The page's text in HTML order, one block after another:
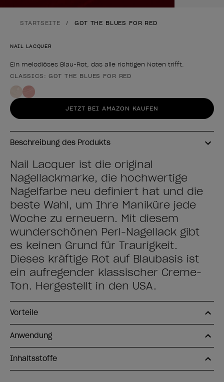
STARTSEITE GOT THE BLUES FOR RED
NAIL LACQUER
Ein melodiöses Blau-Rot, das alle richtigen Noten trifft.
Form des Produkts
CLASSICS: GOT THE BLUES FOR RED
JETZT BEI AMAZON KAUFEN
Beschreibung des Produkts
Nail Lacquer ist die original
Nagellackmarke, die hochwertige
Nagelfarbe neu definiert hat und die
beste Wahl, um Ihre Maniküre jede
Woche zu erneuern. Mit diesem
wunderschönen Perl-Nagellack gibt
es keinen Grund für Traurigkeit.
Dieses kräftige Rot auf Blaubasis ist
ein aufregender klassischer Creme-
Ton. Hergestellt in den USA.
Vorteile
Anwendung
Inhaltsstoffe